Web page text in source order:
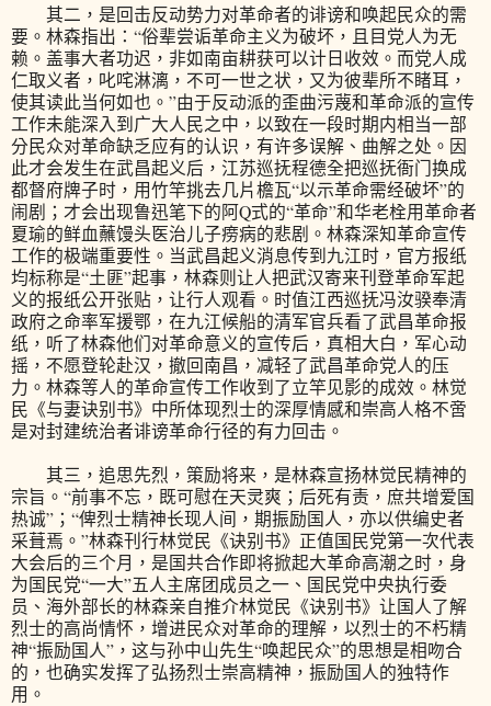
其二，是回击反动势力对革命者的诽谤和唤起民众的需
要。林森指出：“俗辈尝诟革命主义为破坏，且目党人为无
赖。盖事大者功迟，非如南亩耕获可以计日收效。而党人成
仁取义者，叱咤淋漓，不可一世之状，又为彼辈所不睹耳，
使其读此当何如也。”由于反动派的歪曲污蔑和革命派的宣传
工作未能深入到广大人民之中，以致在一段时期内相当一部
分民众对革命缺乏应有的认识，有许多误解、曲解之处。因
此才会发生在武昌起义后，江苏巡抚程德全把巡抚衙门换成
都督府牌子时，用竹竿挑去几片檐瓦“以示革命需经破坏”的
闹剧；才会出现鲁迅笔下的阿Q式的“革命”和华老栓用革命者
夏瑜的鲜血蘸馒头医治儿子痨病的悲剧。林森深知革命宣传
工作的极端重要性。当武昌起义消息传到九江时，官方报纸
均标称是“土匪”起事，林森则让人把武汉寄来刊登革命军起
义的报纸公开张贴，让行人观看。时值江西巡抚冯汝骙奉清
政府之命率军援鄂，在九江候船的清军官兵看了武昌革命报
纸，听了林森他们对革命意义的宣传后，真相大白，军心动
摇，不愿登轮赴汉，撤回南昌，减轻了武昌革命党人的压
力。林森等人的革命宣传工作收到了立竿见影的成效。林觉
民《与妻诀别书》中所体现烈士的深厚情感和崇高人格不啻
是对封建统治者诽谤革命行径的有力回击。
其三，追思先烈，策励将来，是林森宣扬林觉民精神的
宗旨。“前事不忘，既可慰在天灵爽；后死有责，庶共增爱国
热诚”；“俾烈士精神长现人间，期振励国人，亦以供编史者
采葺焉。”林森刊行林觉民《诀别书》正值国民党第一次代表
大会后的三个月，是国共合作即将掀起大革命高潮之时，身
为国民党“一大”五人主席团成员之一、国民党中央执行委
员、海外部长的林森亲自推介林觉民《诀别书》让国人了解
烈士的高尚情怀，增进民众对革命的理解，以烈士的不朽精
神“振励国人”，这与孙中山先生“唤起民众”的思想是相吻合
的，也确实发挥了弘扬烈士崇高精神，振励国人的独特作
用。